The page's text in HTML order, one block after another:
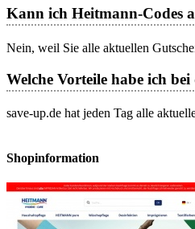
Kann ich Heitmann-Codes
Nein, weil Sie alle aktuellen
Welche Vorteile habe ich
save-up.de hat jeden Tag alle
Shopinformation